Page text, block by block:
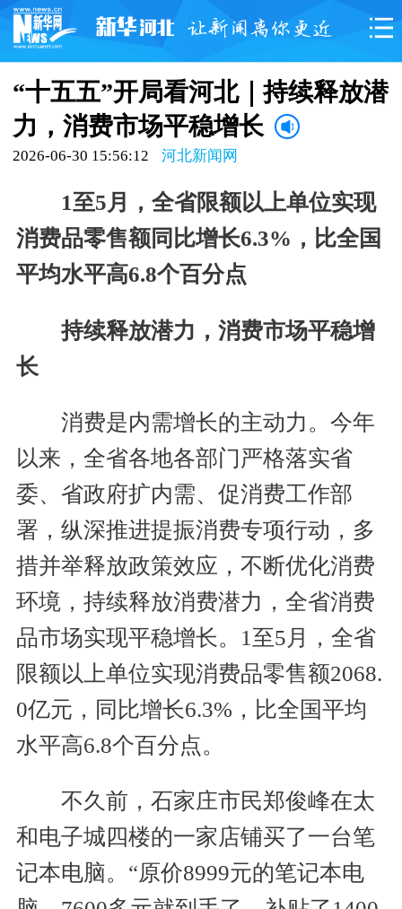
“十五五”开局看河北｜持续释放潜
力，消费市场平稳增长
2026-06-30 15:56:12 河北新闻网
1至5月，全省限额以上单位实现
消费品零售额同比增长6.3%，比全国
平均水平高6.8个百分点
持续释放潜力，消费市场平稳增
长
消费是内需增长的主动力。今年
以来，全省各地各部门严格落实省
委、省政府扩内需、促消费工作部
署，纵深推进提振消费专项行动，多
措并举释放政策效应，不断优化消费
环境，持续释放消费潜力，全省消费
品市场实现平稳增长。1至5月，全省
限额以上单位实现消费品零售额2068.
0亿元，同比增长6.3%，比全国平均
水平高6.8个百分点。
不久前，石家庄市民郑俊峰在太
和电子城四楼的一家店铺买了一台笔
记本电脑。“原价8999元的笔记本电